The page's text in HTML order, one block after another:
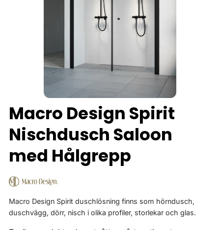
Macro Design Spirit
Nischdusch Saloon
med Hålgrepp
Macro Design Spirit duschlösning finns som hörndusch,
duschvägg, dörr, nisch i olika profiler, storlekar och glas.